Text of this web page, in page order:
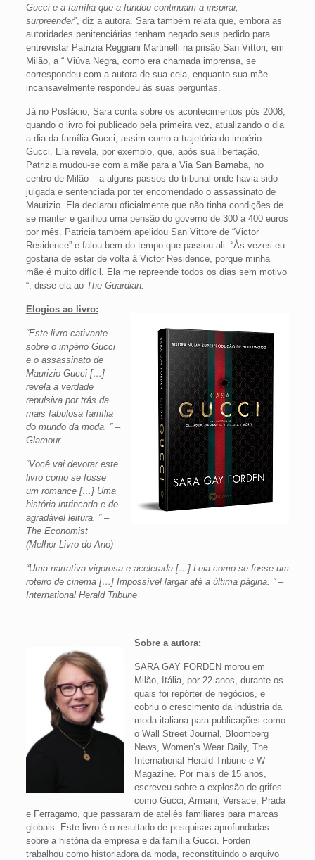
Gucci e a família que a fundou continuam a inspirar,
surpreender”, diz a autora. Sara também relata que, embora as
autoridades penitenciárias tenham negado seus pedido para
entrevistar Patrizia Reggiani Martinelli na prisão San Vittori, em
Milão, a “ Viúva Negra, como era chamada imprensa, se
correspondeu com a autora de sua cela, enquanto sua mãe
incansavelmente respondeu às suas perguntas.
Já no Posfácio, Sara conta sobre os acontecimentos pós 2008,
quando o livro foi publicado pela primeira vez, atualizando o dia
a dia da família Gucci, assim como a trajetória do império
Gucci. Ela revela, por exemplo, que, após sua libertação,
Patrizia mudou-se com a mãe para a Via San Barnaba, no
centro de Milão – a alguns passos do tribunal onde havia sido
julgada e sentenciada por ter encomendado o assassinato de
Maurizio. Ela declarou oficialmente que não tinha condições de
se manter e ganhou uma pensão do governo de 300 a 400 euros
por mês. Patricia também apelidou San Vittore de “Victor
Residence” e falou bem do tempo que passou ali. “Às vezes eu
gostaria de estar de volta à Victor Residence, porque minha
mãe é muito difícil. Ela me repreende todos os dias sem motivo
“, disse ela ao The Guardian.
Elogios ao livro:
“Este livro cativante
sobre o império Gucci
e o assassinato de
Maurizio Gucci […]
revela a verdade
repulsiva por trás da
mais fabulosa família
do mundo da moda. ” –
Glamour
“Você vai devorar este
livro como se fosse
um romance […] Uma
história intrincada e de
agradável leitura. ” –
The Economist
(Melhor Livro do Ano)
“Uma narrativa vigorosa e acelerada […] Leia como se fosse um
roteiro de cinema […] Impossível largar até a última página. ” –
International Herald Tribune
Sobre a autora:
SARA GAY FORDEN morou em
Milão, Itália, por 22 anos, durante os
quais foi repórter de negócios, e
cobriu o crescimento da indústria da
moda italiana para publicações como
o Wall Street Journal, Bloomberg
News, Women’s Wear Daily, The
International Herald Tribune e W
Magazine. Por mais de 15 anos,
escreveu sobre a explosão de grifes
como Gucci, Armani, Versace, Prada
e Ferragamo, que passaram de ateliês familiares para marcas
globais. Este livro é o resultado de pesquisas aprofundadas
sobre a história da empresa e da família Gucci. Forden
trabalhou como historiadora da moda, reconstituindo o arquivo